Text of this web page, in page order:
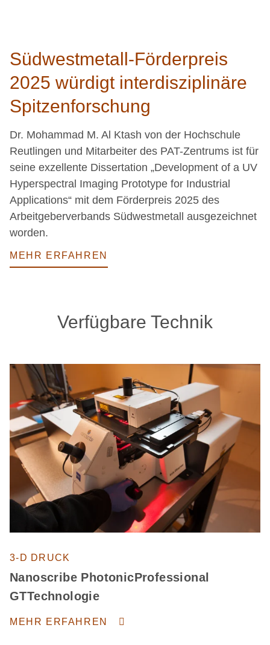
Südwestmetall-Förderpreis
2025 würdigt interdisziplinäre
Spitzenforschung
Dr. Mohammad M. Al Ktash von der Hochschule
Reutlingen und Mitarbeiter des PAT-Zentrums ist für
seine exzellente Dissertation „Development of a UV
Hyperspectral Imaging Prototype for Industrial
Applications“ mit dem Förderpreis 2025 des
Arbeitgeberverbands Südwestmetall ausgezeichnet
worden.
MEHR ERFAHREN
Verfügbare Technik
3-D DRUCK
Nanoscribe PhotonicProfessional
GTTechnologie
MEHR ERFAHREN